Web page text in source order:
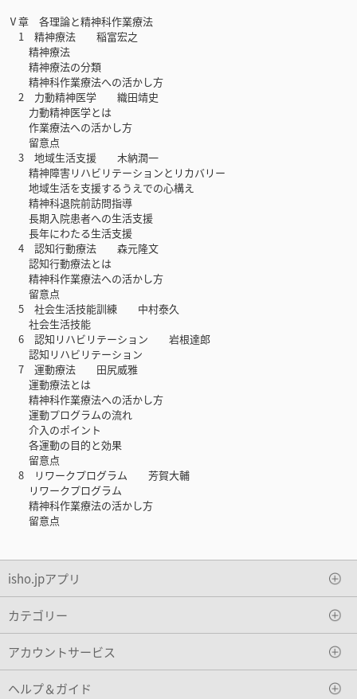
Ⅴ章 各理論と精神科作業療法
1 精神療法 稲富宏之
精神療法
精神療法の分類
精神科作業療法への活かし方
2 力動精神医学 織田靖史
力動精神医学とは
作業療法への活かし方
留意点
3 地域生活支援 木納潤一
精神障害リハビリテーションとリカバリー
地域生活を支援するうえでの心構え
精神科退院前訪問指導
長期入院患者への生活支援
長年にわたる生活支援
4 認知行動療法 森元隆文
認知行動療法とは
精神科作業療法への活かし方
留意点
5 社会生活技能訓練 中村泰久
社会生活技能
6 認知リハビリテーション 岩根達郎
認知リハビリテーション
7 運動療法 田尻威雅
運動療法とは
精神科作業療法への活かし方
運動プログラムの流れ
介入のポイント
各運動の目的と効果
留意点
8 リワークプログラム 芳賀大輔
リワークプログラム
精神科作業療法の活かし方
留意点
isho.jpアプリ
カテゴリー
アカウントサービス
ヘルプ＆ガイド